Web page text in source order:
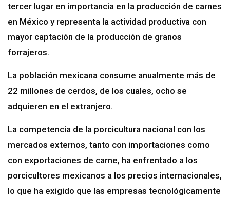
tercer lugar en importancia en la producción de carnes
en México y representa la actividad productiva con
mayor captación de la producción de granos
forrajeros.
La población mexicana consume anualmente más de
22 millones de cerdos, de los cuales, ocho se
adquieren en el extranjero.
La competencia de la porcicultura nacional con los
mercados externos, tanto con importaciones como
con exportaciones de carne, ha enfrentado a los
porcicultores mexicanos a los precios internacionales,
lo que ha exigido que las empresas tecnológicamente